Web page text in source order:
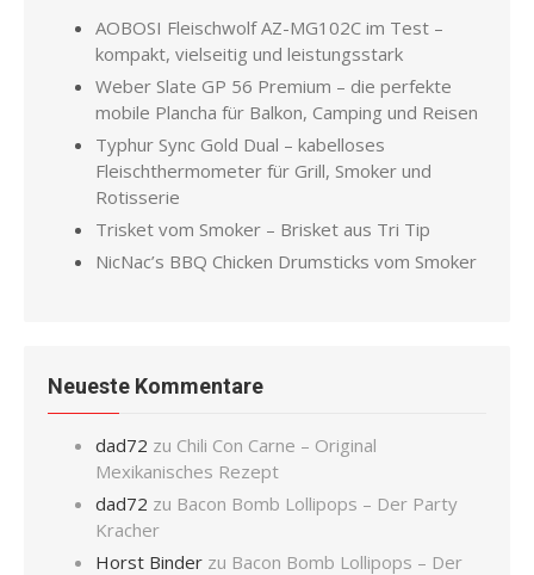
AOBOSI Fleischwolf AZ-MG102C im Test –
kompakt, vielseitig und leistungsstark
Weber Slate GP 56 Premium – die perfekte
mobile Plancha für Balkon, Camping und Reisen
Typhur Sync Gold Dual – kabelloses
Fleischthermometer für Grill, Smoker und
Rotisserie
Trisket vom Smoker – Brisket aus Tri Tip
NicNac’s BBQ Chicken Drumsticks vom Smoker
Neueste Kommentare
dad72 zu Chili Con Carne – Original
Mexikanisches Rezept
dad72 zu Bacon Bomb Lollipops – Der Party
Kracher
Horst Binder zu Bacon Bomb Lollipops – Der